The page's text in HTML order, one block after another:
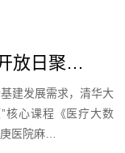
放日聚…
建发展需求，清华大
核心课程《医疗大数
医院麻…